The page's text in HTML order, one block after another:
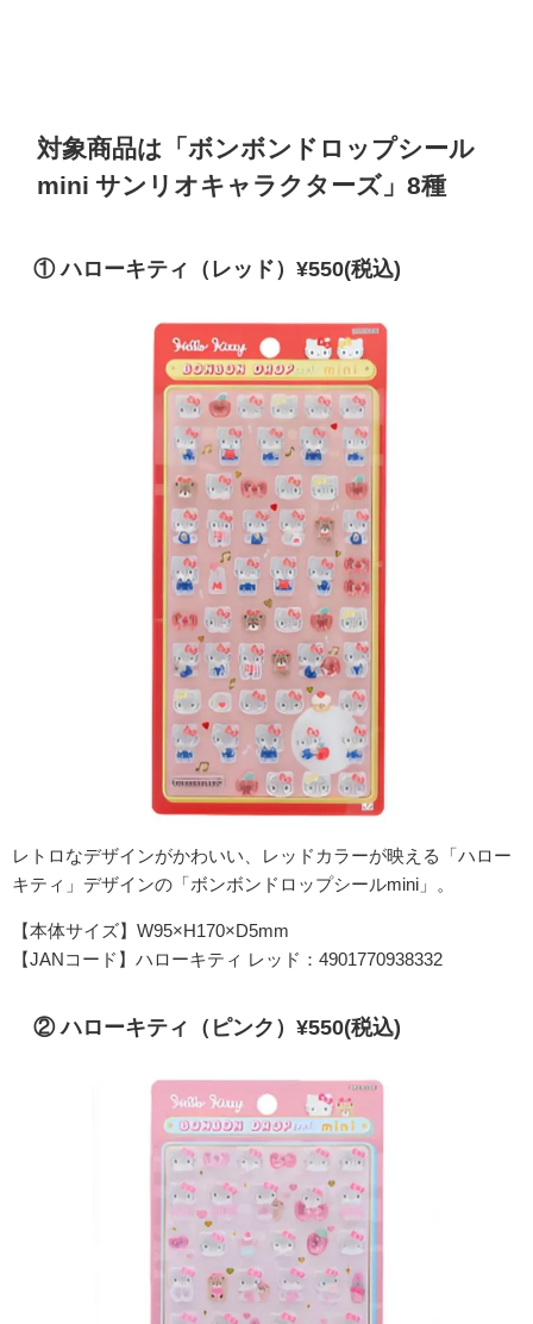
対象商品は「ボンボンドロップシール
mini サンリオキャラクターズ」8種
① ハローキティ（レッド）¥550(税込)
レトロなデザインがかわいい、レッドカラーが映える「ハロー
キティ」デザインの「ボンボンドロップシールmini」。
【本体サイズ】W95×H170×D5mm
【JANコード】ハローキティ レッド：4901770938332
② ハローキティ（ピンク）¥550(税込)